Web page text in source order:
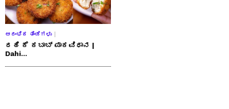
ಆರಂಭಿಕ ತಿಂಡಿಗಳು
ದಹಿ ಕೆ ಕಬಾಬ್ ಪಾಕವಿಧಾನ |
Dahi...